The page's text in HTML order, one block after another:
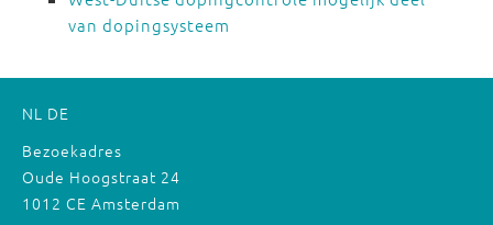
van dopingsysteem
NL DE
Bezoekadres
Oude Hoogstraat 24
1012 CE Amsterdam